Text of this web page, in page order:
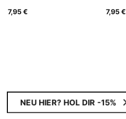
7,95 €
7,95 €
NEU HIER? HOL DIR -15%